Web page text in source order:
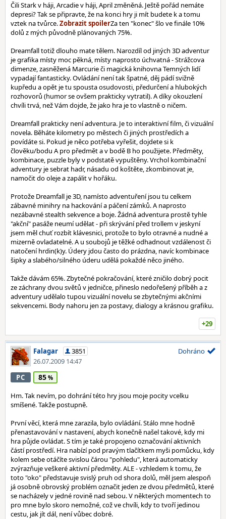
Čili Stark v háji, Arcadie v háji, April změněná. Ještě pořád nemáte
depresi? Tak se připravte, že na konci hry ji mít budete k a tomu
vztek na tvůrce.
Za ten "konec" šlo ve finále 10%
dolů z mých původně plánovaných 75%.
Dreamfall totiž dlouho mate tělem. Narozdíl od jiných 3D adventur
je grafika místy moc pěkná, místy naprosto úchvatná - Strážcova
dimenze, zasněžená Marcurie či magická knihovna Temných lidí
vypadají fantasticky. Ovládání není tak špatné, děj pádí svižně
kupředu a opět je tu spousta osudovosti, předurčení a hlubokých
rozhovorů (humor se ovšem prakticky vytratil). A díky okouzlení
chvíli trvá, než Vám dojde, že jako hra je to vlastně o ničem.
Dreamfall prakticky není adventura. Je to interaktivní film, či vizuální
novela. Běháte kilometry po městech či jiných prostředích a
povídáte si. Pokud je něco potřeba vyřešit, dojdete si k
člověku/bodu A pro předmět a v bodě B ho použijete. Předměty,
kombinace, puzzle byly v podstatě vypuštěny. Vrchol kombinační
adventury je sebrat hadr, násadu od koštěte, zkombinovat je,
namočit do oleje a zapálit v hořáku.
Protože Dreamfall je 3D, namísto adventuření jsou tu celkem
zábavné minihry na hackování a páčení zámků. A naprosto
nezábavné stealth sekvence a boje. Žádná adventura prostě tyhle
"akční" pasáže neumí udělat - při skrývání před trollem v jeskyní
jsem měl chuť rozbít klávesnici, protože to bylo otravné a nudné a
mizerně ovladatelné. A u soubojů je těžké odhadnout vzdálenost či
natočení hrdin(k)y. Údery jdou často do prázdna, navíc kombinace
šipky a slabého/silného úderu udělá pokaždé něco jiného.
Takže dávám 65%. Zbytečné pokračování, které zničilo dobrý pocit
ze záchrany dvou světů v jedničce, přineslo nedořešený příběh a z
adventury udělalo tupou vizuální novelu se zbytečnými akčními
sekvencemi. Body nahoru jen za postavy, dialogy a krásnou grafiku.
+29
Falagar
3851
26.07.2009 14:47
Dohráno
PC 85
Hm. Tak nevím, po dohrání této hry jsou moje pocity vcelku
smíšené. Takže postupně.
První věcí, která mne zarazila, bylo ovládání. Stálo mne hodně
přenastavování v nastavení, abych konečně našel takové, kdy mi
hra půjde ovládat. S tím je také propojeno označování aktivních
částí prostředí. Hra nabízí pod pravým tlačítkem myši pomůcku, kdy
kolem sebe otáčíte svislou čárou "pohledu", která automaticky
zvýrazňuje veškeré aktivní předměty. ALE - vzhledem k tomu, že
toto "oko" představuje svislý pruh od shora dolů, měl jsem alespoň
já osobně obrovský problém označit jeden ze dvou předmětů, které
se nacházely v jedné rovině nad sebou. V některých momentech to
pro mne bylo skoro nemožné, což ve chvíli, kdy to tvoří jedinou
cestu, jak jít dál, není vůbec dobré.